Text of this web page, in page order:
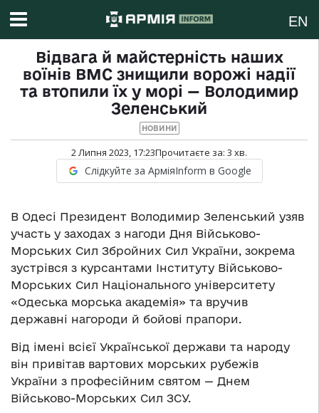
EN
Відвага й майстерність наших
воїнів ВМС знищили ворожі надії
та втопили їх у морі — Володимир
Зеленський
НОВИНИ
2 Липня 2023, 17:23Прочитаєте за: 3 хв.
Слідкуйте за АрміяInform в Google
В Одесі Президент Володимир Зеленський узяв
участь у заходах з нагоди Дня Військово-
Морських Сил Збройних Сил України, зокрема
зустрівся з курсантами Інституту Військово-
Морських Сил Національного університету
«Одеська морська академія» та вручив
державні нагороди й бойові прапори.
Від імені всієї Української держави та народу
він привітав вартових морських рубежів
України з професійним святом — Днем
Військово-Морських Сил ЗСУ.